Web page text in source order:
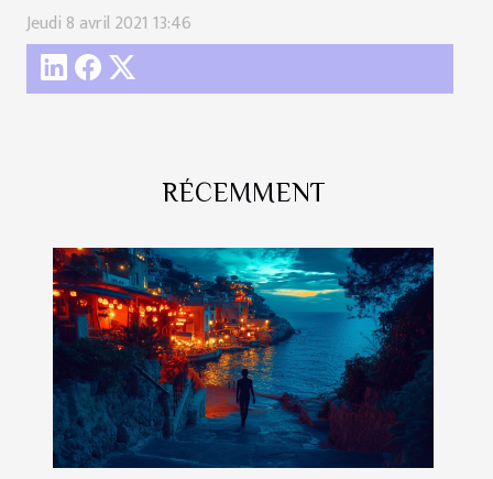
Jeudi 8 avril 2021 13:46
RÉCEMMENT